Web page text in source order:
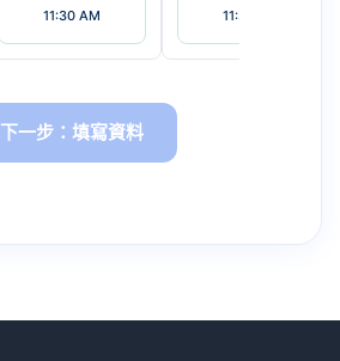
11:30 AM 11:30 AM
下一步：填寫資料